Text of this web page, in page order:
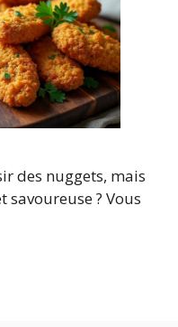
des nuggets, mais
savoureuse ? Vous